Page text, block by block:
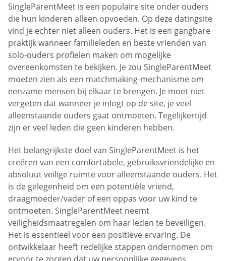
SingleParentMeet is een populaire site onder ouders
die hun kinderen alleen opvoeden. Op deze datingsite
vind je echter niet alleen ouders. Het is een gangbare
praktijk wanneer familieleden en beste vrienden van
solo-ouders profielen maken om mogelijke
overeenkomsten te bekijken. Je zou SingleParentMeet
moeten zien als een matchmaking-mechanisme om
eenzame mensen bij elkaar te brengen. Je moet niet
vergeten dat wanneer je inlogt op de site, je veel
alleenstaande ouders gaat ontmoeten. Tegelijkertijd
zijn er veel leden die geen kinderen hebben.
Het belangrijkste doel van SingleParentMeet is het
creëren van een comfortabele, gebruiksvriendelijke en
absoluut veilige ruimte voor alleenstaande ouders. Het
is de gelegenheid om een potentiële vriend,
draagmoeder/vader of een oppas voor uw kind te
ontmoeten. SingleParentMeet neemt
veiligheidsmaatregelen om haar leden te beveiligen.
Het is essentieel voor een positieve ervaring. De
ontwikkelaar heeft redelijke stappen ondernomen om